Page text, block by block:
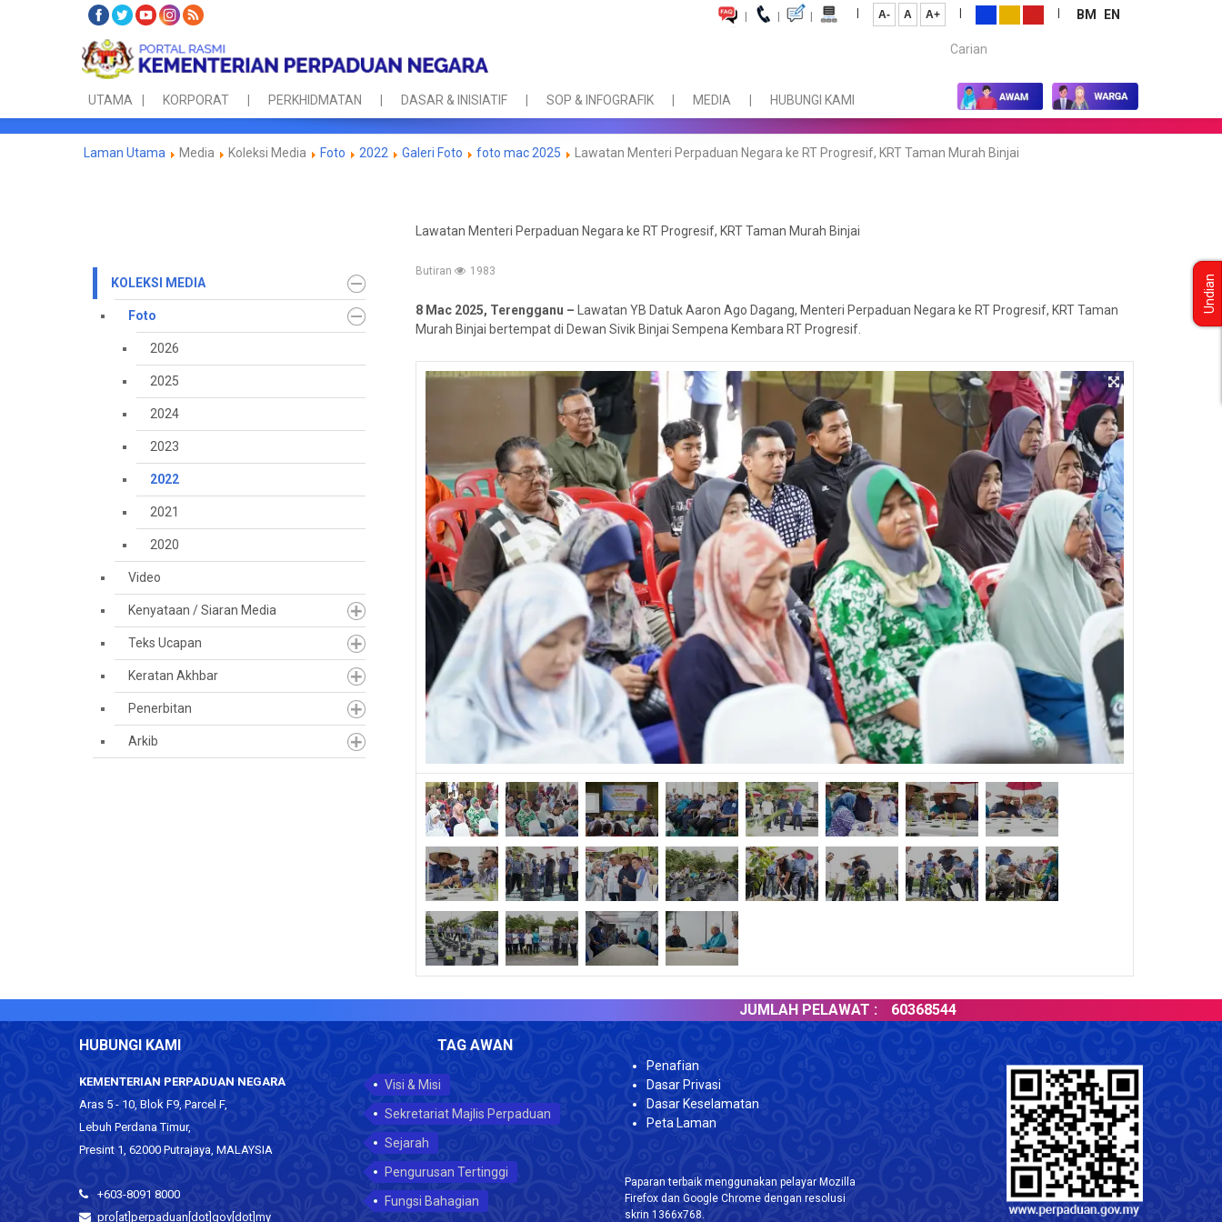
| | | | A- A A+ | | BM
EN
Carian...
UTAMA KORPORAT PERKHIDMATAN DASAR & INISIATIF SOP & INFOGRAFIK MEDIA HUBUNGI KAMI
Laman Utama Media Koleksi Media Foto 2022 Galeri Foto foto mac 2025 Lawatan Menteri Perpaduan Negara ke RT Progresif, KRT Taman Murah Binjai
KOLEKSI MEDIA
Foto
2026
2025
2024
2023
2022
2021
2020
Video
Kenyataan / Siaran Media
Teks Ucapan
Keratan Akhbar
Penerbitan
Arkib
Lawatan Menteri Perpaduan Negara ke RT Progresif, KRT Taman Murah Binjai
Butiran 1983
8 Mac 2025, Terengganu – Lawatan YB Datuk Aaron Ago Dagang, Menteri Perpaduan Negara ke RT Progresif, KRT Taman
Murah Binjai bertempat di Dewan Sivik Binjai Sempena Kembara RT Progresif.
JUMLAH PELAWAT : 60368544
HUBUNGI KAMI
KEMENTERIAN PERPADUAN NEGARA
Aras 5 - 10, Blok F9, Parcel F,
Lebuh Perdana Timur,
Presint 1, 62000 Putrajaya, MALAYSIA
+603-8091 8000
pro[at]perpaduan[dot]gov[dot]my
TAG AWAN
Visi & Misi
Sekretariat Majlis Perpaduan
Sejarah
Pengurusan Tertinggi
Fungsi Bahagian
Penafian
Dasar Privasi
Dasar Keselamatan
Peta Laman
Paparan terbaik menggunakan pelayar Mozilla
Firefox dan Google Chrome dengan resolusi
skrin 1366x768.
Undian